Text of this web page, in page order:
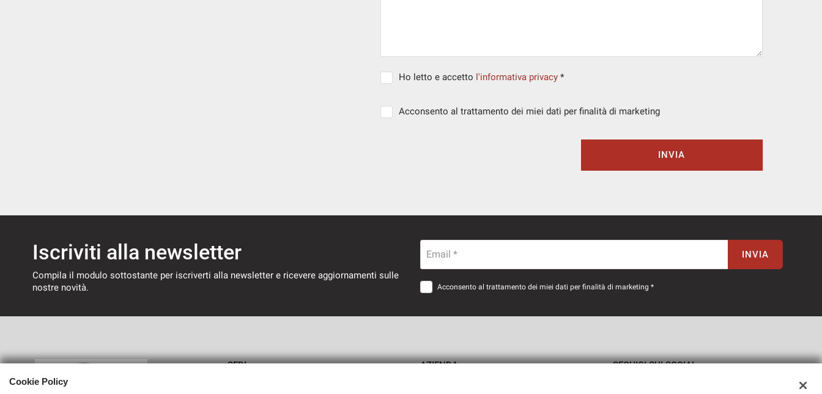
Ho letto e accetto l'informativa privacy *
Acconsento al trattamento dei miei dati per finalità di marketing
INVIA
Iscriviti alla newsletter
Compila il modulo sottostante per iscriverti alla newsletter e ricevere aggiornamenti sulle
nostre novità.
Email * INVIA
Acconsento al trattamento dei miei dati per finalità di marketing *
SEDI AZIENDA SEGUICI SUI SOCIAL
Cookie Policy